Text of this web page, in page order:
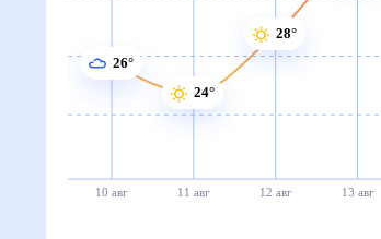
10 авг 11 авг 12 авг 13 авг
26°
24°
28°